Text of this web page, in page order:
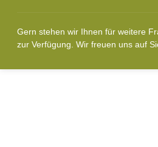
Gern stehen wir Ihnen für weitere
zur Verfügung. Wir freuen uns auf